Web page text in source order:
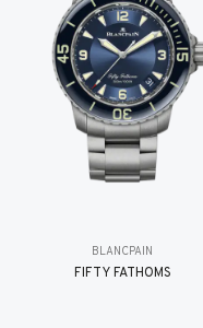
BLANCPAIN
FIFTY FATHOMS